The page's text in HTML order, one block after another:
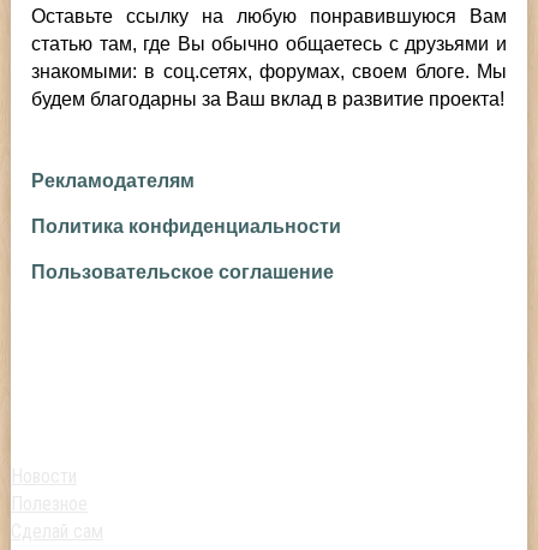
Оставьте ссылку на любую понравившуюся Вам
статью там, где Вы обычно общаетесь с друзьями и
знакомыми: в соц.сетях, форумах, своем блоге. Мы
будем благодарны за Ваш вклад в развитие проекта!
Рекламодателям
Политика конфиденциальности
Пользовательское соглашение